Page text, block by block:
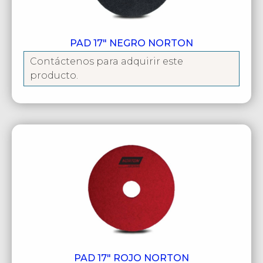
PAD 17″ NEGRO NORTON
Contáctenos para adquirir este
producto.
PAD 17″ ROJO NORTON